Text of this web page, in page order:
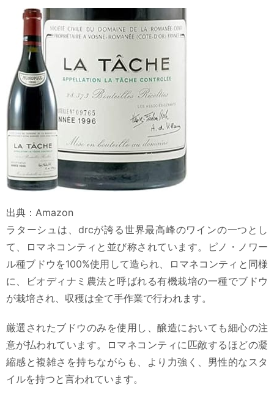
出典：Amazon
ラターシュは、drcが誇る世界最高峰のワインの一つとし
て、ロマネコンティと並び称されています。ピノ・ノワー
ル種ブドウを100%使用して造られ、ロマネコンティと同様
に、ビオディナミ農法と呼ばれる有機栽培の一種でブドウ
が栽培され、収穫は全て手作業で行われます。
厳選されたブドウのみを使用し、醸造においても細心の注
意が払われています。ロマネコンティに匹敵するほどの凝
縮感と複雑さを持ちながらも、より力強く、男性的なスタ
イルを持つと言われています。